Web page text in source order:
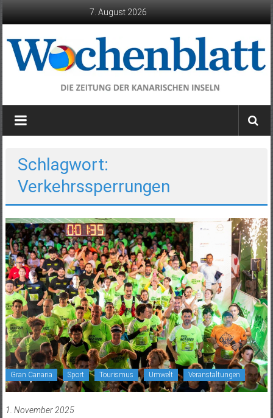
7. August 2026
Wochenblatt
die
Kanarischen
Inseln
Schlagwort:
Verkehrssperrungen
Gran Canaria Sport Tourismus Umwelt Veranstaltungen
1. November 2025